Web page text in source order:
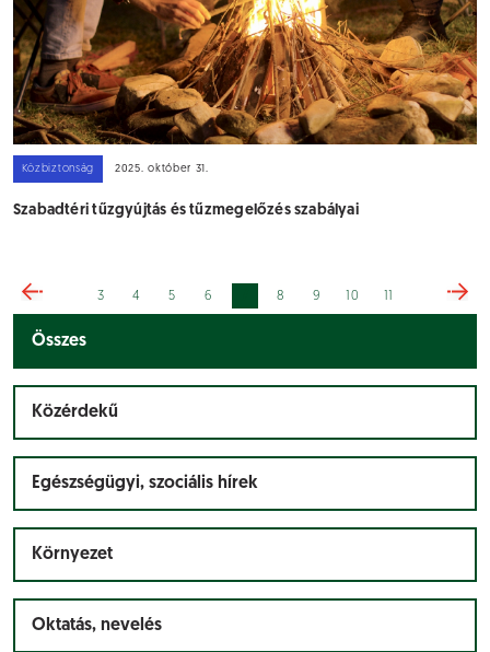
Közbiztonság 2025. október 31.
Szabadtéri tűzgyújtás és tűzmegelőzés szabályai
3 4 5 6 8 9 10
Összes
Közérdekű
Egészségügyi, szociális hírek
Környezet
Oktatás, nevelés